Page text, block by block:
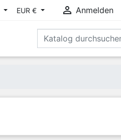
EUR €  Anmelden